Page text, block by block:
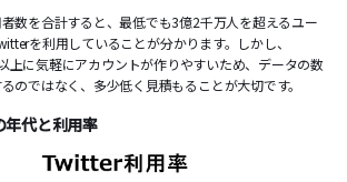
数を合計すると、最低でも3億2千万人を超えるユー
を利用していることが分かります。しかし、
上に気軽にアカウントが作りやすいため、データの数
のではなく、多少低く見積もることが大切です。
代と利用率